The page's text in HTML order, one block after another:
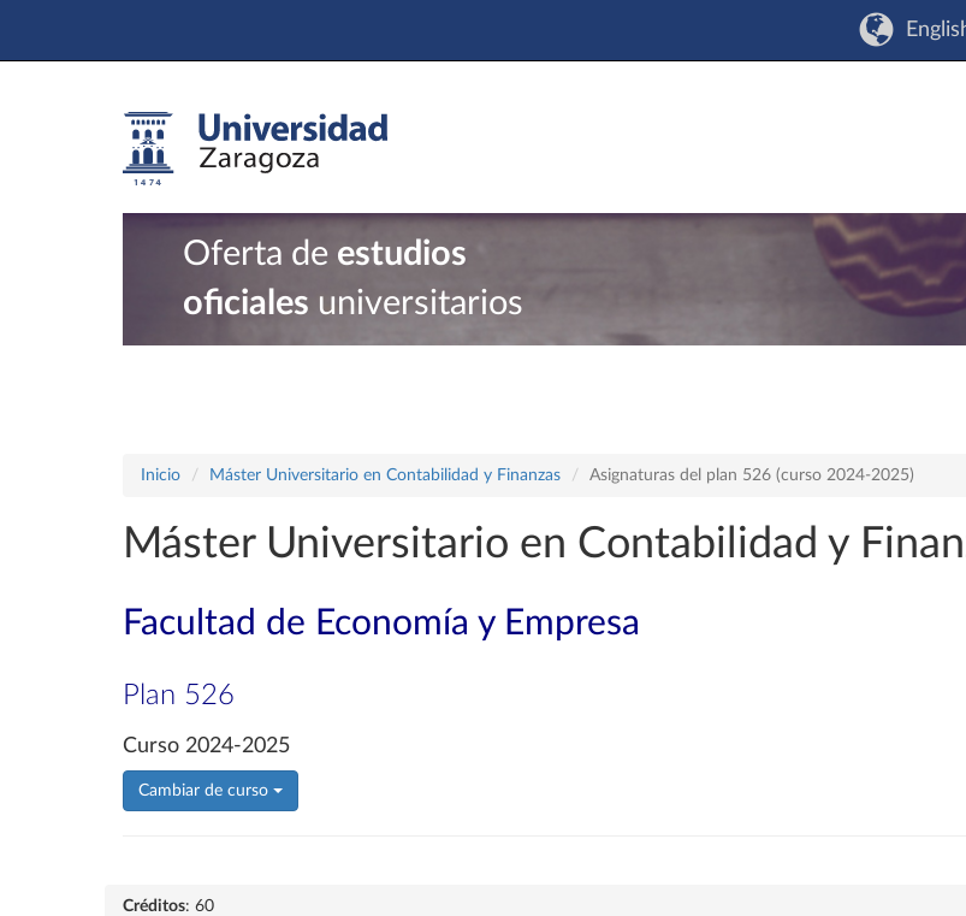
Oferta de estudios
oficiales universitarios
Inicio Máster Universitario en Contabilidad y Finanzas Asignaturas del plan 526 (curso 2024-2025)
Máster Universitario en Contabilidad y
Facultad de Economía y Empresa
Plan 526
Curso 2024-2025
Cambiar de curso
Créditos: 60